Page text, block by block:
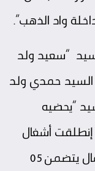
واد الذهب”.
“سعيد ولد
السيد حمدي ولد
“يحضيه
إنطلقت أشغال
مناقشة و المصادقة على جدول أعمال يتضمن 05